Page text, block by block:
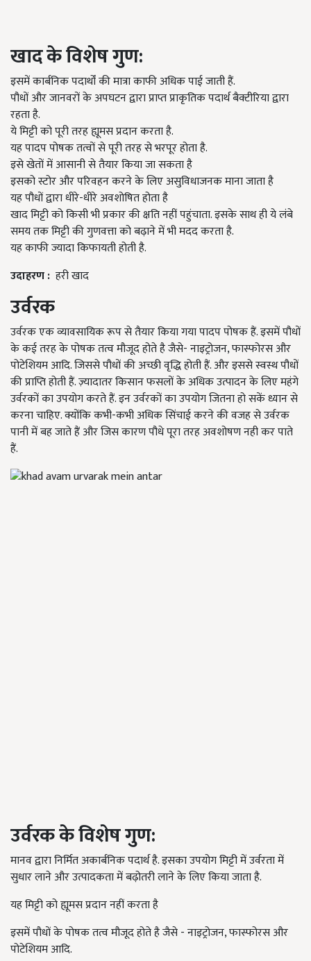
खादके विशेष गुण:
इसमें कार्बनिक पदार्थों की मात्रा काफी अधिक पाई जाती हैं.
पौधों और जानवरों के अपघटन द्वारा प्राप्त प्राकृतिक पदार्थ बैक्टीरिया द्वारा
रहता है.
ये मिट्टी को पूरी तरह ह्यूमस प्रदान करता है.
यह पादप पोषक तत्वों से पूरी तरह से भरपूर होता है.
इसे खेतों में आसानी से तैयार किया जा सकता है
इसको स्टोर और परिवहन करने के लिए असुविधाजनक माना जाता है
यह पौधों द्वारा धीरे-धीरे अवशोषित होता है
खाद मिट्टी को किसी भी प्रकार की क्षति नहीं पहुंचाता. इसके साथ ही ये लंबे
समय तक मिट्टी की गुणवत्ता को बढ़ाने में भी मदद करता है.
यह काफी ज्यादा किफायती होती है.
उदाहरण: हरी खाद
उर्वरक
उर्वरक एक व्यावसायिक रूप से तैयार किया गया पादप पोषक हैं. इसमें पौधों
के कई तरह के पोषक तत्व मौजूद होते है जैसे- नाइट्रोजन, फास्फोरस और
पोटेशियम आदि. जिससे पौधों की अच्छी वृद्धि होती हैं. और इससे स्वस्थ पौधों
की प्राप्ति होती हैं. ज़्यादातर किसान फसलों के अधिक उत्पादन के लिए महंगे
उर्वरकों का उपयोग करते हैं. इन उर्वरकों का उपयोग जितना हो सकें ध्यान से
करना चाहिए. क्योंकि कभी-कभी अधिक सिंचाई करने की वजह से उर्वरक
पानी में बह जाते हैं और जिस कारण पौधे पूरा तरह अवशोषण नही कर पाते
हैं.
उर्वरकके विशेष गुण:
मानव द्वारा निर्मित अकार्बनिक पदार्थ है. इसका उपयोग मिट्टी में उर्वरता में
सुधार लाने और उत्पादकता में बढ़ोतरी लाने के लिए किया जाता है.
यह मिट्टी को ह्यूमस प्रदान नहीं करता है
इसमें पौधों के पोषक तत्व मौजूद होते है जैसे - नाइट्रोजन, फास्फोरस और
पोटेशियम आदि.